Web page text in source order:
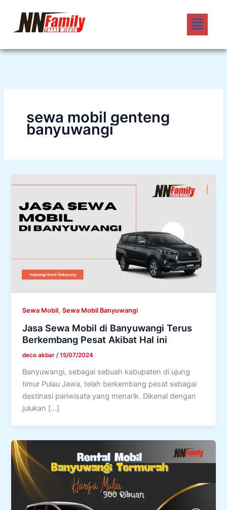
konten
Menu
sewa mobil genteng
banyuwangi
Sewa Mobil,Sewa Mobil Banyuwangi
Jasa Sewa Mobil di Banyuwangi Terus
Berkembang Pesat Akibat Hal ini
deco akbar/15/07/2024
Banyuwangi, sebagai sebuah kabupaten di ujung
timur Pulau Jawa, telah berkembang pesat sebagai
destinasi pariwisata yang menarik. Dikenal dengan
julukan […]